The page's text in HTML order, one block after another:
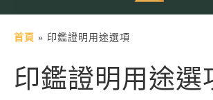
土地貸款
房屋貸款
信用貸款
首頁 » 印鑑證明用途選項
印鑑證明用途選